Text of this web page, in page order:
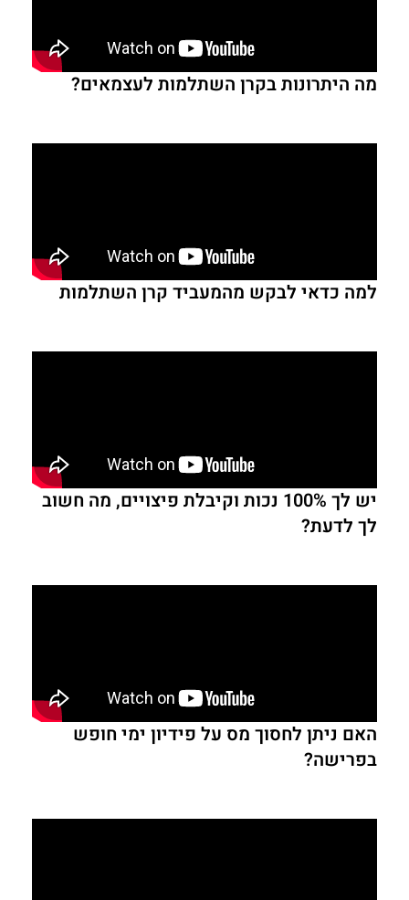
מה היתרונות בקרן השתלמות לעצמאים?
למה כדאי לבקש מהמעביד קרן השתלמות
יש לך 100% נכות וקיבלת פיצויים, מה חשוב
לך לדעת?
האם ניתן לחסוך מס על פידיון ימי חופש
בפרישה?